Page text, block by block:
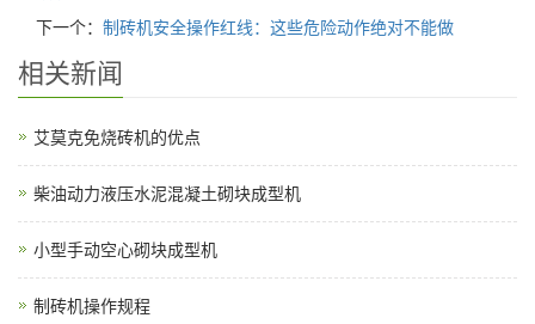
下一个： 制砖机安全操作红线：这些危险动作绝对不能做
相关新闻
艾莫克免烧砖机的优点
柴油动力液压水泥混凝土砌块成型机
小型手动空心砌块成型机
制砖机操作规程